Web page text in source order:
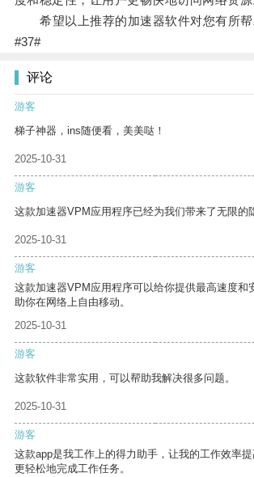
希望以上推荐的加速器软件对您有所帮
#37#
评论
游客
梯子神器，ins随便看，美美哒！
2025-10-31
游客
这款加速器VPM应用程序已经为我们带来了无限的
2025-10-31
游客
这款加速器VPM应用程序可以给你提供最高速度和
助你在网络上自由移动。
2025-10-31
游客
这款软件非常实用，可以帮助我解决很多问题。
2025-10-31
游客
这款app是我工作上的得力助手，让我的工作效率
更轻松地完成工作任务。